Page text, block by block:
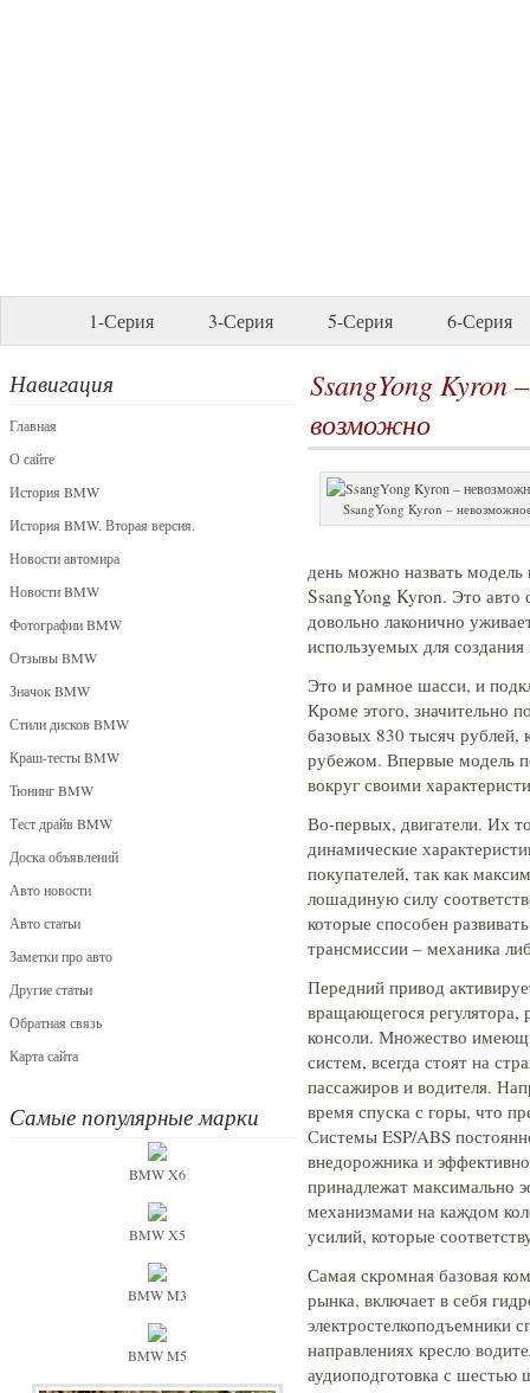
1-Серия 3-Серия 5-Серия 6-Серия
Навигация
Главная
О сайте
История BMW
История BMW. Вторая версия.
Новости автомира
Новости BMW
Фотографии BMW
Отзывы BMW
Значок BMW
Стили дисков BMW
Краш-тесты BMW
Тюнинг BMW
Тест драйв BMW
Доска объявлений
Авто новости
Авто статьи
Заметки про авто
Другие статьи
Обратная связь
Карта сайта
Самые популярные марки
BMW X6
BMW X5
BMW M3
BMW M5
SsangYong Kyron
возможно
SsangYong Kyron –
день можно назвать модель
SsangYong Kyron. Это авто
довольно лаконично
используемых для
Это и рамное шасси, и
Кроме этого, значительно
базовых 830 тысяч рублей,
рубежом. Впервые модель
вокруг своими
Во-первых, двигатели. Их
динамические
покупателей, так как
лошадиную силу
которые способен
трансмиссии – механика
Передний привод
вращающегося регулятора,
консоли. Множество
систем, всегда стоят на
пассажиров и водителя.
время спуска с горы, что
Системы ESP/ABS
внедорожника и
принадлежат максимально
механизмами на каждом
усилий, которые
Самая скромная базовая
рынка, включает в себя
электростелкоподъемники
направлениях кресло
аудиоподготовка с